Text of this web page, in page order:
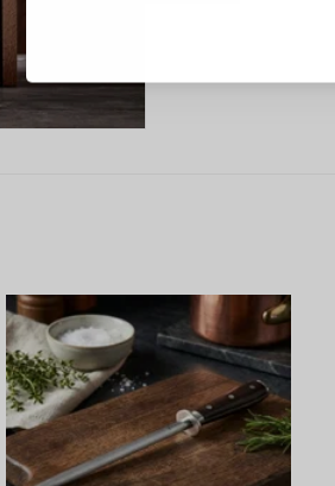
Živý náhled na změny v objednávce